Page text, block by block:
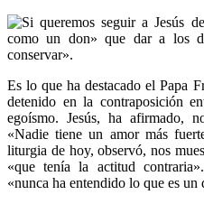
Si queremos seguir a Jesús
como un don» que dar a los
conservar».
Es lo que ha destacado el Papa
detenido en la contraposición
egoísmo. Jesús, ha afirmado,
«Nadie tiene un amor más
liturgia de hoy, observó, nos
«que tenía la actitud
«nunca ha entendido lo que es un